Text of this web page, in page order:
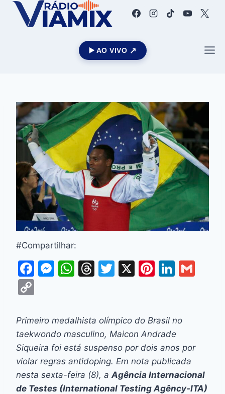
▶️ AO VIVO
#Compartilhar:
F
e
b
o
o
k
M
s
e
n
g
er
W
s
A
p
p
T
a
d
s
T
er
X
Pi
e
st
Li
e
dI
n
p
y
Li
n
k
Primeiro medalhista olímpico do Brasil no
taekwondo masculino, Maicon Andrade
Siqueira foi está suspenso por dois anos por
violar regras antidoping. Em nota publicada
nesta sexta-feira (8), a Agência Internacional
de Testes (International Testing Agêncy-ITA)